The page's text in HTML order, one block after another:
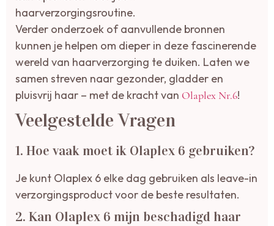
haarverzorgingsroutine.
Verder onderzoek of aanvullende bronnen
kunnen je helpen om dieper in deze fascinerende
wereld van haarverzorging te duiken. Laten we
samen streven naar gezonder, gladder en
pluisvrij haar – met de kracht van Olaplex Nr.6!
Veelgestelde Vragen
1. Hoe vaak moet ik Olaplex 6 gebruiken?
Je kunt Olaplex 6 elke dag gebruiken als leave-in
verzorgingsproduct voor de beste resultaten.
2. Kan Olaplex 6 mijn beschadigd haar